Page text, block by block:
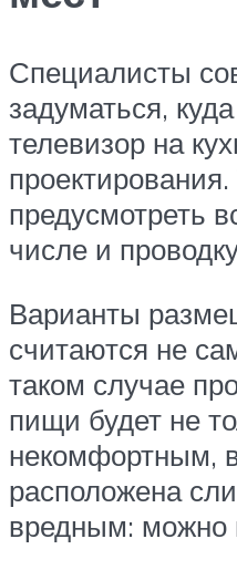
Специалисты
задуматься,
телевизор на
предусмотреть
числе и
Варианты
считаются не
таком случае
пищи будет не
некомфортным,
расположена
вредным: можно